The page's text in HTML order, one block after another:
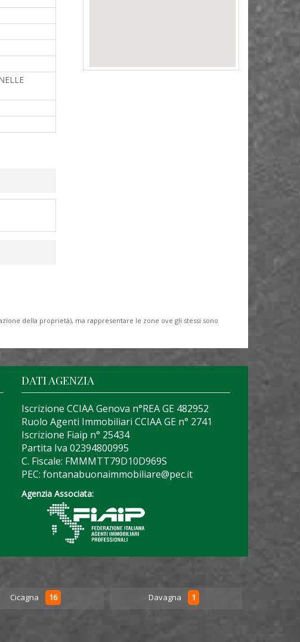
della proprietà), ma rappresentare le zone ove gli stessi sono
DATI AGENZIA
Iscrizione CCIAA Genova n°REA GE 482952
Ruolo Agenti Immobiliari CCIAA GE n° 2741
Iscrizione Fiaip n° 25434
Partita Iva 02394800995
C. Fiscale: FMMMTT79D10D969S
PEC: fontanabuonaimmobiliare@pec.it
Agenzia Associata:
Cicagna 16 Davagna 1